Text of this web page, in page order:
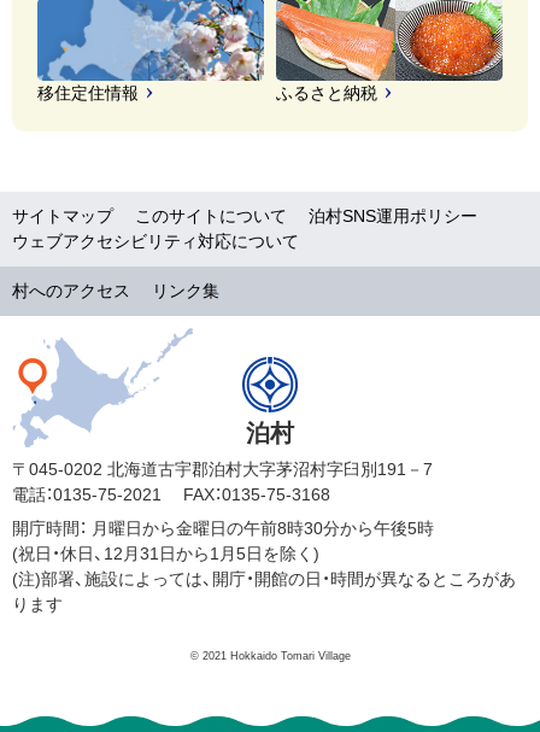
移住定住情報 ふるさと納税
サイトマップ このサイトについて
泊村SNS運用ポリシー
ウェブアクセシビリティ対応について
村へのアクセス リンク集
泊村
〒045-0202 北海道古宇郡泊村大字茅沼村字臼別191－7
電話：0135-75-2021
FAX：0135-75-3168
開庁時間： 月曜日から金曜日の午前8時30分から午後5時
(祝日・休日、12月31日から1月5日を除く)
(注)部署、施設によっては、開庁・開館の日・時間が異なるところがあ
ります
© 2021 Hokkaido Tomari Village